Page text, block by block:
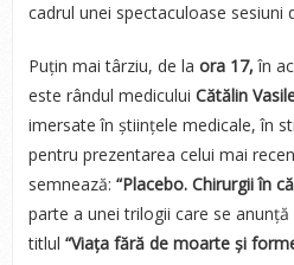
cadrul unei spectaculoase sesiuni
Puțin mai târziu, de la ora 17, în
este rândul medicului Cătălin
imersate în științele medicale, în
pentru prezentarea celui mai
semnează: “Placebo. Chirurgii în
parte a unei trilogii care se
titlul “Viața fără de moarte și